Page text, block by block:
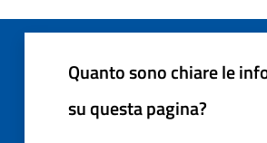
Quanto sono chiare le
su questa pagina?